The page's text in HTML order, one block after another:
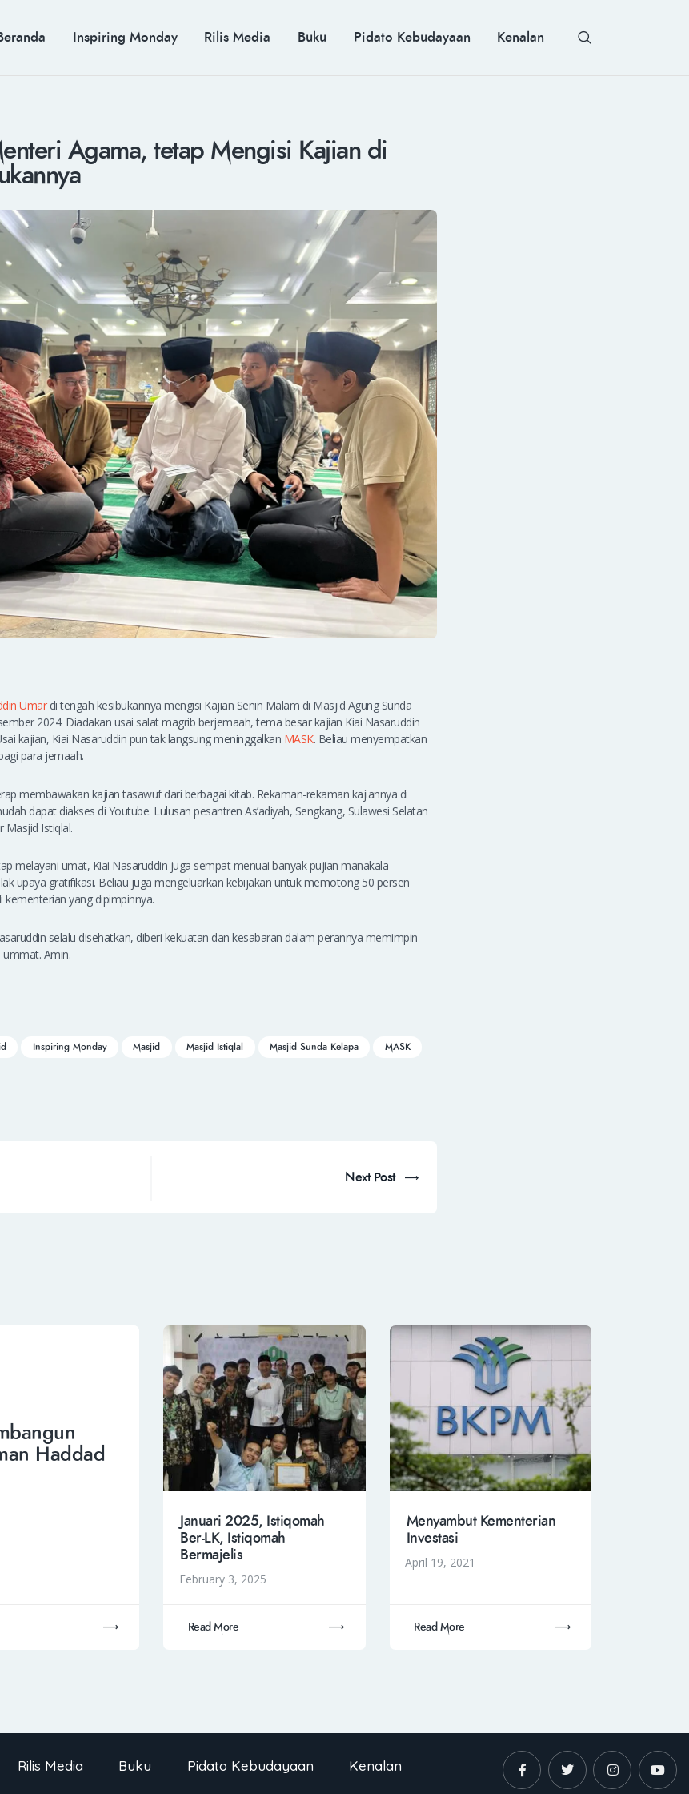
Inspiring Monday Rilis Media Buku Pidato Kebudayaan Kenalan
MUH. ARIEF ROSYID
MEDIA
Agama, tetap Mengisi Kajian di
Umardi tengah kesibukannya mengisi Kajian Senin Malam di Masjid Agung Sunda
2024. Diadakan usai salat magrib berjemaah, tema besar kajian Kiai Nasaruddin
kajian, Kiai Nasaruddin pun tak langsung meninggalkan MASK. Beliau menyempatkan
para jemaah.
membawakan kajian tasawuf dari berbagai kitab. Rekaman-rekaman kajiannya di
dapat diakses di Youtube. Lulusan pesantren As’adiyah, Sengkang, Sulawesi Selatan
Masjid Istiqlal.
melayani umat, Kiai Nasaruddin juga sempat menuai banyak pujian manakala
upaya gratifikasi. Beliau juga mengeluarkan kebijakan untuk memotong 50 persen
kementerian yang dipimpinnya.
selalu disehatkan, diberi kekuatan dan kesabaran dalam perannya memimpin
Amin.
Inspiring Monday Masjid Masjid Istiqlal Masjid Sunda Kelapa
MASK
Next Post
Haddad
Januari 2025, Istiqomah
Ber-LK, Istiqomah
Bermajelis
February 3, 2025
Read More
Menyambut Kementerian
Investasi
April 19, 2021
Read More
Rilis Media Buku Pidato Kebudayaan Kenalan